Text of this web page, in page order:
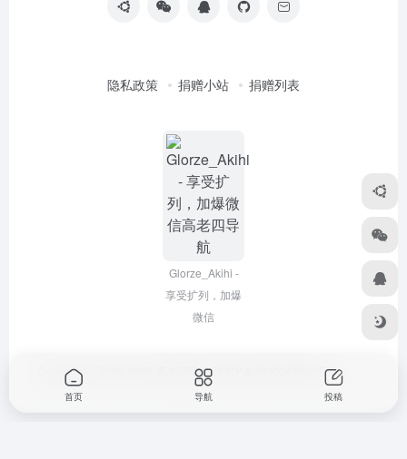
隐私政策 捐赠小站 捐赠列表
Glorze_Akihi -
享受扩列，加爆
微信
Copyright © 2022-2026 高老四导航 浙ICP备2020045320号-3
首页 导航 投稿